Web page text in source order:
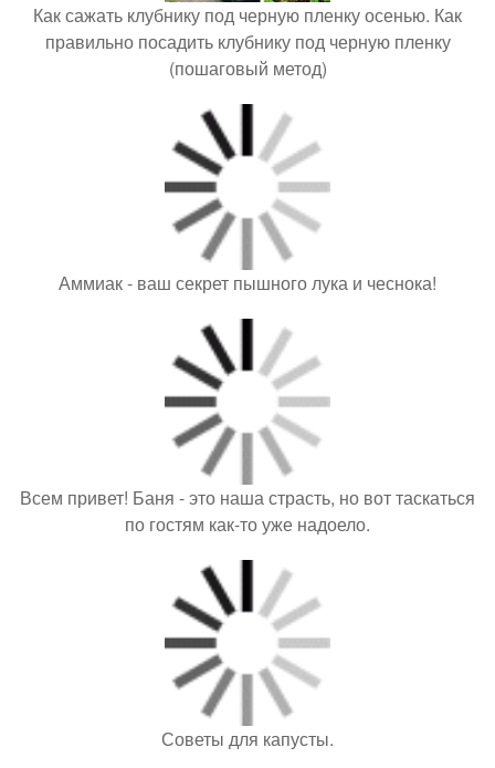
Как сажать клубнику под черную пленку осенью. Как
правильно посадить клубнику под черную пленку
(пошаговый метод)
Аммиак - ваш секрет пышного лука и чеснока!
Всем привет! Баня - это наша страсть, но вот таскаться
по гостям как-то уже надоело.
Советы для капусты.